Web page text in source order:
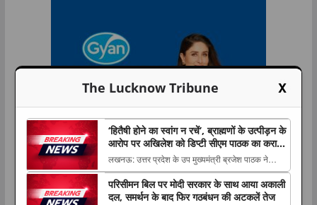
The Lucknow Tribune X
‘हितैषी होने का स्वांग न रचें’, ब्राह्मणों के उत्पीड़न के
आरोप पर अखिलेश को डिप्टी सीएम पाठक का करारा
जवाब
लखनऊ: उत्तर प्रदेश के उप मुख्यमंत्री ब्रजेश पाठक ने
समाजवादी पार्टी प्रमुख अखिलेश यादव के भाजपा पर ब्राह्मणों
के उत्पीड़न The post ‘हितैषी होने का स्वांग न रचें’, ब्राह्मणों
परिसीमन बिल पर मोदी सरकार के साथ आया अकाली
दल, समर्थन के बाद फिर गठबंधन की अटकलें तेज